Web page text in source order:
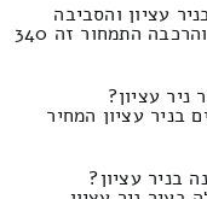
עציון והסביבה
להחליף טיטול בסינתזה של לבצע פירוק והרכבה התמחור זה 340
עציון?
בניר עציון המחיר
בניר עציון?